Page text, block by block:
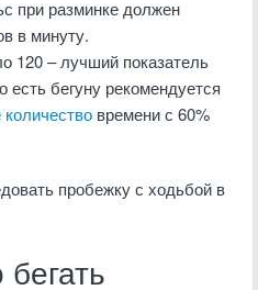
при разминке должен
в минуту.
120 – лучший показатель
есть бегуну рекомендуется
времени с 60%
пробежку с ходьбой в